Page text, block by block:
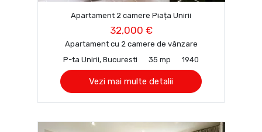
Apartament 2 camere Piața Unirii
32,000 €
Apartament cu 2 camere de vânzare
P-ta Unirii, Bucuresti
35 mp 1940
Vezi mai multe detalii